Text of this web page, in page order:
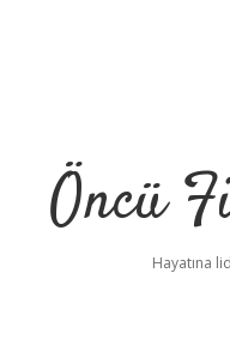
Öncü
Hayatına